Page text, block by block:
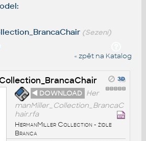
(Sezení)
« zpět na Katalog
◄ DOWNLOAD Her
manMiller_Collection_BrancaC
hair.rfa
HermanMiller Collection - židle
Branca